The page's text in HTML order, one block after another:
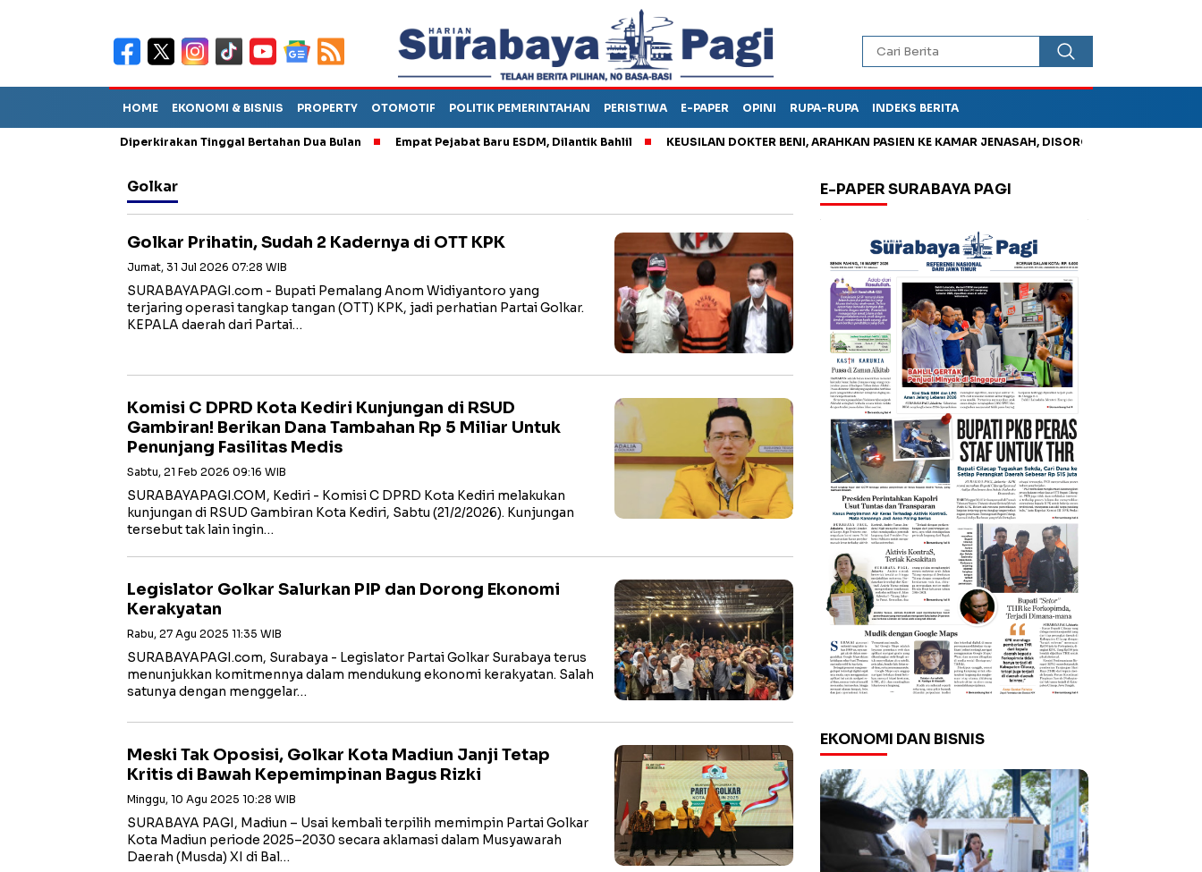
HOME EKONOMI & BISNIS PROPERTY OTOMOTIF POLITIK PEMERINTAHAN PERISTIWA E-PAPER OPINI RUPA-RUPA INDEKS BERITA
Sebut TPA Diperkirakan Tinggal Bertahan Dua Bulan Empat Pejabat Baru ESDM, Dilantik Bahlil KEUSILAN DOKTER BENI, ARAHKAN PASIEN KE KAMAR JENASAH, DISOROT
Golkar
Golkar Prihatin, Sudah 2 Kadernya di OTT KPK
Jumat, 31 Jul 2026 07:28 WIB
SURABAYAPAGI.com - Bupati Pemalang Anom Widiyantoro yang
terjaring operasi tangkap tangan (OTT) KPK, jadi perhatian Partai Golkar.
KEPALA daerah dari Partai…
Komisi C DPRD Kota Kediri Kunjungan di RSUD
Gambiran! Berikan Dana Tambahan Rp 5 Miliar Untuk
Penunjang Fasilitas Medis
Sabtu, 21 Feb 2026 09:16 WIB
SURABAYAPAGI.COM, Kediri - Komisi C DPRD Kota Kediri melakukan
kunjungan di RSUD Gambiran Kota Kediri, Sabtu (21/2/2026). Kunjungan
tersebut tak lain ingin…
Legislator Golkar Salurkan PIP dan Dorong Ekonomi
Kerakyatan
Rabu, 27 Agu 2025 11:35 WIB
SURABAYAPAGI.com, Surabaya - Legislator Partai Golkar Surabaya terus
menunjukkan komitmennya dalam mendukung ekonomi kerakyatan. Salah
satunya dengan menggelar…
Meski Tak Oposisi, Golkar Kota Madiun Janji Tetap
Kritis di Bawah Kepemimpinan Bagus Rizki
Minggu, 10 Agu 2025 10:28 WIB
SURABAYA PAGI, Madiun – Usai kembali terpilih memimpin Partai Golkar
Kota Madiun periode 2025–2030 secara aklamasi dalam Musyawarah
Daerah (Musda) XI di Bal…
E-PAPER SURABAYA PAGI
EKONOMI DAN BISNIS